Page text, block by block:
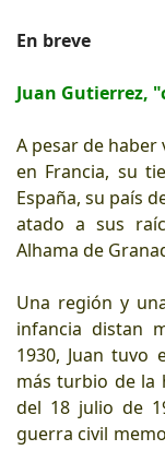
En breve
Juan Gutierrez,
A pesar de
en Francia, su
España, su país
atado a sus
Alhama de
Una región y
infancia distan
1930, Juan
más turbio de la
del 18 julio de
guerra civil